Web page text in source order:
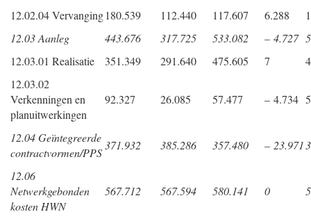
12.02.04 Vervanging180.539 112.440 117.607 6.288
12.03 Aanleg
443.676 317.725 533.082 – 4.727
12.03.01 Realisatie
351.349 291.640 475.605 7
12.03.02
Verkenningen en
planuitwerkingen
92.327 26.085 57.477 – 4.734
12.04 Geïntegreerde
contractvormen/PPS
371.932 385.286 357.480 – 23.971
12.06
Netwerkgebonden
kosten HWN
567.712 567.594 580.141 0